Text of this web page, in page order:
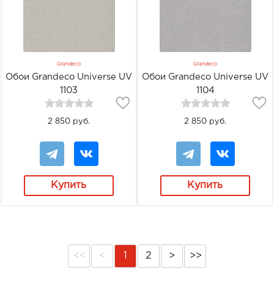
Grandeco
Обои Grandeco Universe UV
1103
2 850 руб.
Купить
Grandeco
Обои Grandeco Universe UV
1104
2 850 руб.
Купить
<< < 2 > >>